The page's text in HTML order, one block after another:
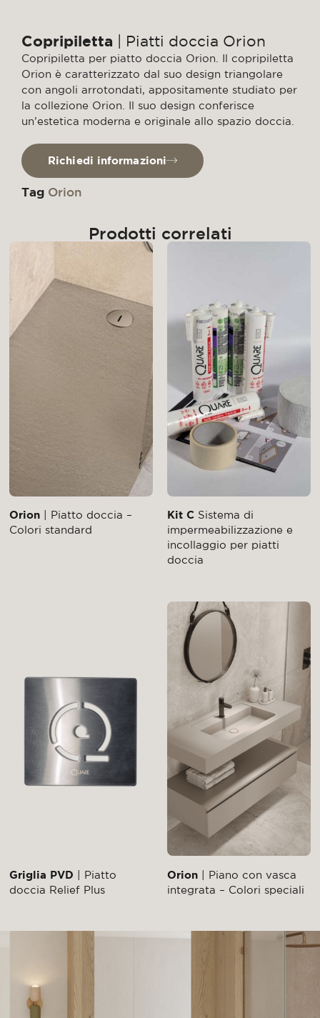
Copripiletta | Piatti doccia Orion
Copripiletta per piatto doccia Orion. Il copripiletta
Orion è caratterizzato dal suo design triangolare
con angoli arrotondati, appositamente studiato per
la collezione Orion. Il suo design conferisce
un’estetica moderna e originale allo spazio doccia.
Richiedi informazioni
Tag Orion
Prodotti correlati
Orion | Piatto doccia –
Colori standard
Kit C Sistema di
impermeabilizzazione e
incollaggio per piatti
doccia
Griglia PVD | Piatto
doccia Relief Plus
Orion | Piano con vasca
integrata – Colori speciali